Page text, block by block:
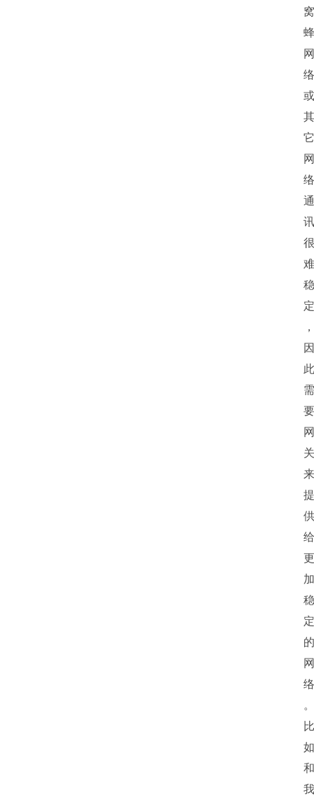
窝
蜂
网
络
或
其
它
网
络
通
讯
很
难
稳
定
，
因
此
需
要
网
关
来
提
供
给
更
加
稳
定
的
网
络
。
比
如
和
我